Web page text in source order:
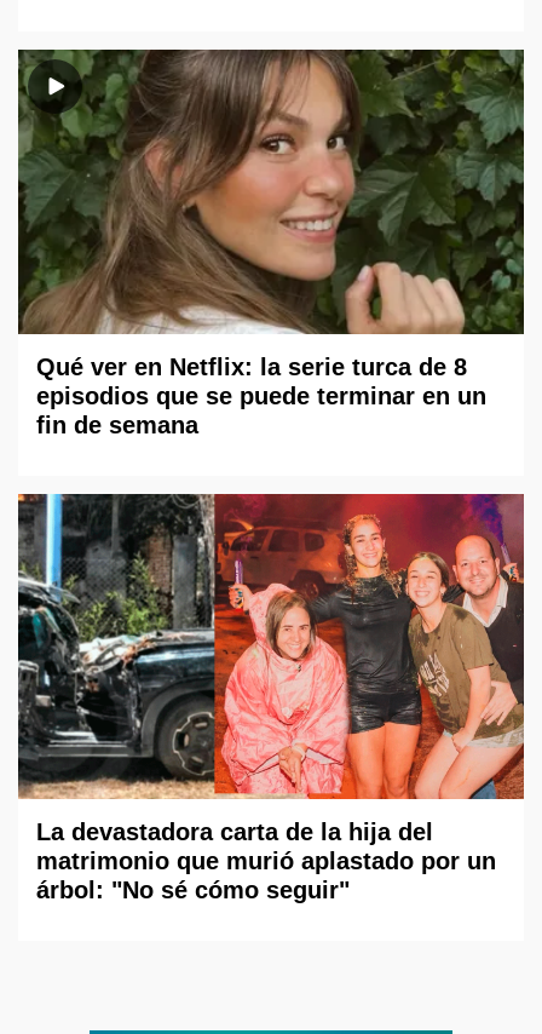
Qué ver en Netflix: la serie turca de 8
episodios que se puede terminar en un
fin de semana
La devastadora carta de la hija del
matrimonio que murió aplastado por un
árbol: "No sé cómo seguir"